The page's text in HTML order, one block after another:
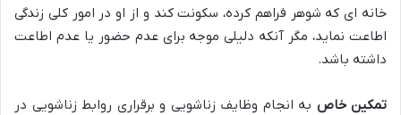
خانه ای که شوهر فراهم کرده، سکونت کند و از او در امور کلی زندگی
اطاعت نماید، مگر آنکه دلیلی موجه برای عدم حضور یا عدم اطاعت
داشته باشد.
تمکین خاص به انجام وظایف زناشویی و برقراری روابط زناشویی در